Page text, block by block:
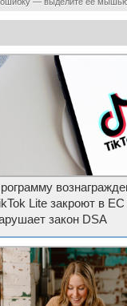
Lite закроют в
закон DSA